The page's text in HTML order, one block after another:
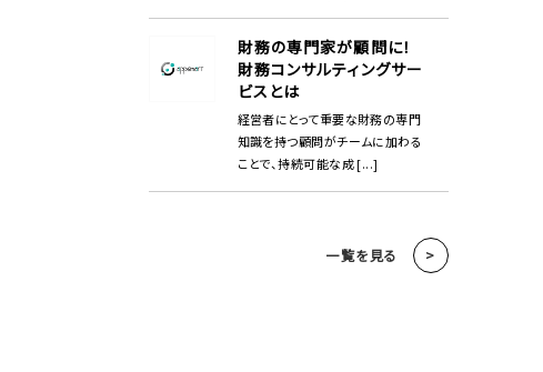
財務の専門家が顧問に！
財務コンサルティングサー
ビスとは
経営者にとって重要な財務の専門
知識を持つ顧問がチームに加わる
ことで、持続可能な成 [...]
一覧を見る